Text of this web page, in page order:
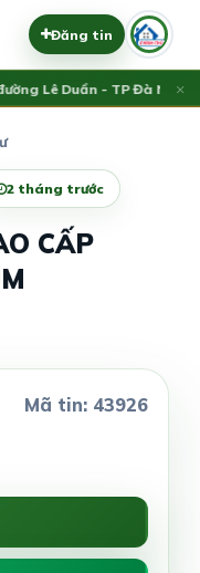
Đăng tin
Lê Duẩn - TP Đà Nẵng;
×
2 tháng trước
CẤP
Mã tin: 43926